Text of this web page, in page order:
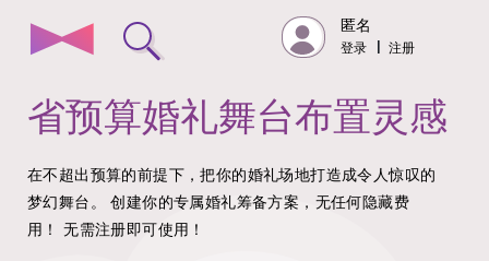
匿名
登录 注册
省预算婚礼舞台布置灵感
在不超出预算的前提下，把你的婚礼场地打造成令人惊叹的
梦幻舞台。
创建你的专属婚礼筹备方案，无任何隐藏费
用！
无需注册即可使用！